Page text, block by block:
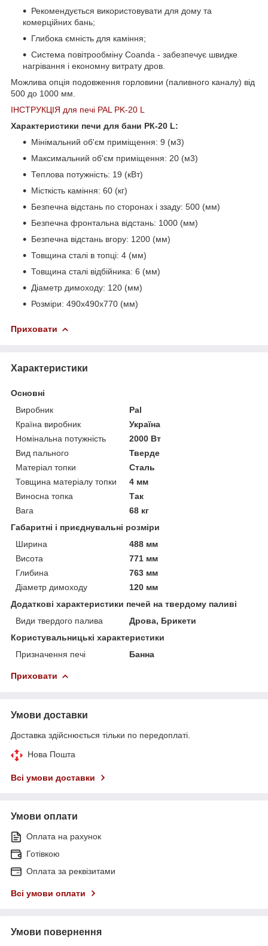
Рекомендується використовувати для дому та
комерційних бань;
Глибока ємність для каміння;
Система повітрообміну Coanda - забезпечує швидке
нагрівання і економну витрату дров.
Можлива опція подовження горловини (паливного каналу) від
500 до 1000 мм.
IНСТРУКЦIЯ для печi PAL РK-20 L
Характеристики печи для бани PК-20 L:
Мінімальний об'єм приміщення: 9 (м3)
Максимальний об'єм приміщення: 20 (м3)
Теплова потужність: 19 (кВт)
Місткість каміння: 60 (кг)
Безпечна відстань по сторонах і ззаду: 500 (мм)
Безпечна фронтальна відстань: 1000 (мм)
Безпечна відстань вгору: 1200 (мм)
Товщина сталі в топці: 4 (мм)
Товщина сталі відбійника: 6 (мм)
Діаметр димоходу: 120 (мм)
Розміри: 490х490х770 (мм)
Приховати
Характеристики
Основні
Виробник
Pal
Країна виробник
Україна
Номінальна потужність
2000 Вт
Вид пального
Тверде
Матеріал топки
Сталь
Товщина матеріалу топки
4 мм
Виносна топка
Так
Вага
68 кг
Габаритні і приєднувальні розміри
Ширина
488 мм
Висота
771 мм
Глибина
763 мм
Діаметр димоходу
120 мм
Додаткові характеристики печей на твердому паливі
Види твердого палива
Дрова, Брикети
Користувальницькі характеристики
Призначення печі
Банна
Приховати
Умови доставки
Доставка здійснюється тільки по передоплаті.
Нова Пошта
Всі умови доставки
Умови оплати
Оплата на рахунок
Готівкою
Оплата за реквізитами
Всі умови оплати
Умови повернення